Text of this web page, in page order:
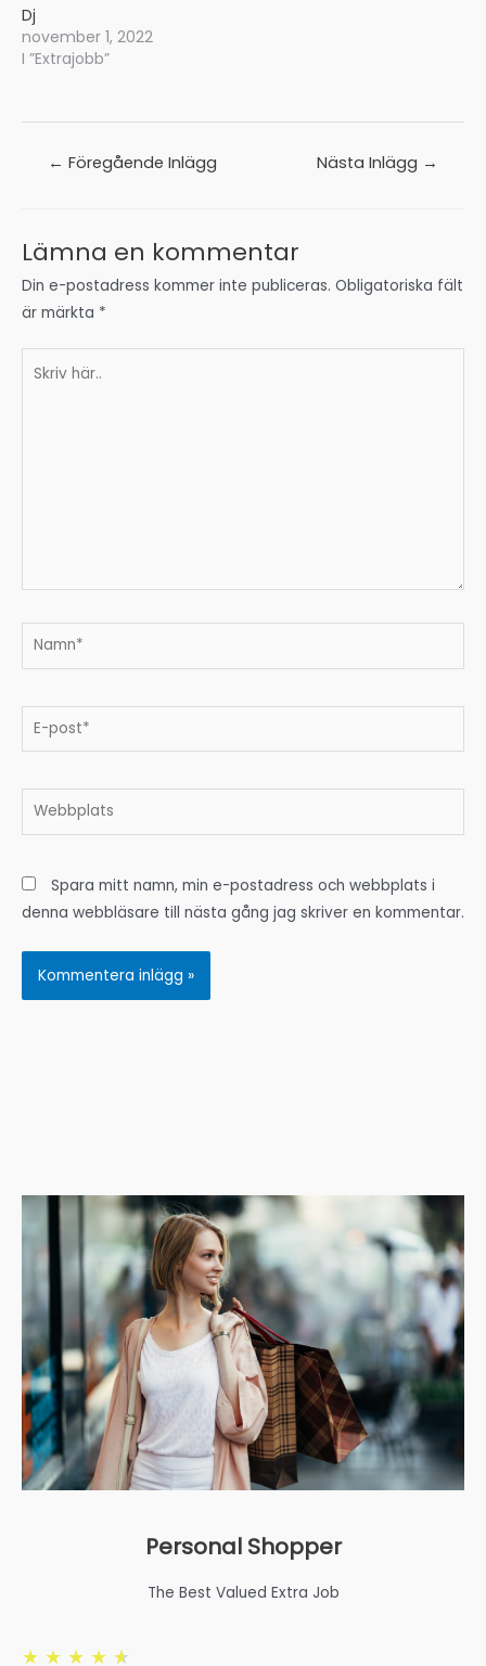
Dj
november 1, 2022
I ”Extrajobb”
Inläggsnavigering
← Föregående Inlägg Nästa Inlägg →
Lämna en kommentar
Din e-postadress kommer inte publiceras. Obligatoriska fält
är märkta *
Namn*
E-
Webbplats
Spara mitt namn, min e-postadress och webbplats i
denna webbläsare till nästa gång jag skriver en kommentar.
Personal Shopper
The Best Valued Extra Job
★ ★ ★ ★ ★